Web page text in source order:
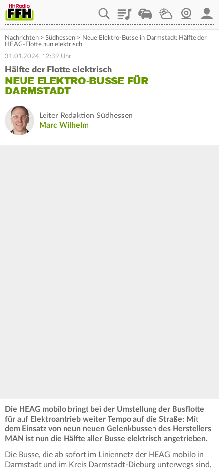
PlaylistStaupilotWetterWebcam
Nachrichten > Südhessen > Neue Elektro-Busse in Darmstadt: Hälfte der
HEAG-Flotte nun elektrisch
31.01.2024, 12:39 Uhr
Hälfte der Flotte elektrisch
NEUE ELEKTRO-BUSSE FÜR
DARMSTADT
Leiter Redaktion Südhessen
Marc Wilhelm
Die HEAG mobilo bringt bei der Umstellung der Busflotte
für auf Elektroantrieb weiter Tempo auf die Straße: Mit
dem Einsatz von neun neuen Gelenkbussen des Herstellers
MAN ist nun die Hälfte aller Busse elektrisch angetrieben.
Die Busse, die ab sofort im Liniennetz der HEAG mobilo in
Darmstadt und im Kreis Darmstadt-Dieburg unterwegs sind,